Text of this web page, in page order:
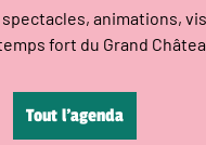
animations,
fort du Grand
Tout l’agenda